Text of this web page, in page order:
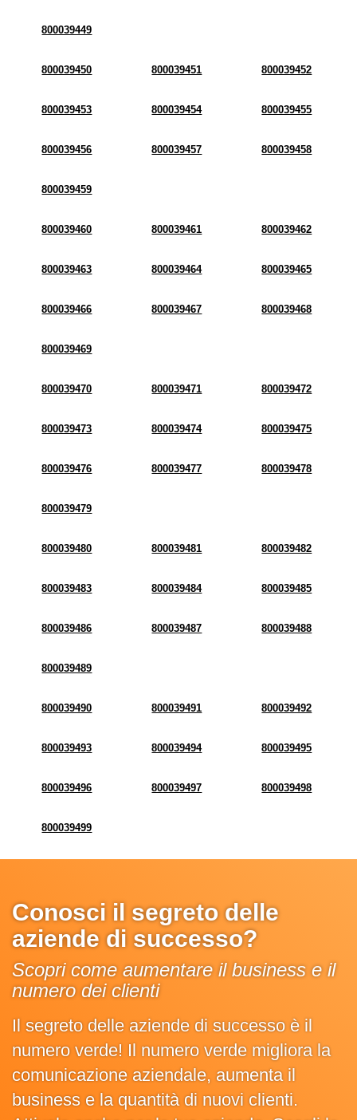
800039449
800039450 800039451 800039452
800039453 800039454 800039455
800039456 800039457 800039458
800039459
800039460 800039461 800039462
800039463 800039464 800039465
800039466 800039467 800039468
800039469
800039470 800039471 800039472
800039473 800039474 800039475
800039476 800039477 800039478
800039479
800039480 800039481 800039482
800039483 800039484 800039485
800039486 800039487 800039488
800039489
800039490 800039491 800039492
800039493 800039494 800039495
800039496 800039497 800039498
800039499
Conosci il segreto delle
aziende di successo?
Scopri come aumentare il business e il
numero dei clienti
Il segreto delle aziende di successo è il
numero verde! Il numero verde migliora la
comunicazione aziendale, aumenta il
business e la quantità di nuovi clienti.